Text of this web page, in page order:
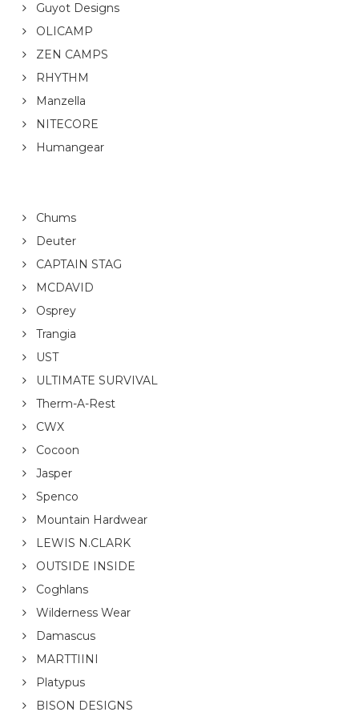
Guyot Designs
OLICAMP
ZEN CAMPS
RHYTHM
Manzella
NITECORE
Humangear
Chums
Deuter
CAPTAIN STAG
MCDAVID
Osprey
Trangia
UST
ULTIMATE SURVIVAL
Therm-A-Rest
CWX
Cocoon
Jasper
Spenco
Mountain Hardwear
LEWIS N.CLARK
OUTSIDE INSIDE
Coghlans
Wilderness Wear
Damascus
MARTTIINI
Platypus
BISON DESIGNS